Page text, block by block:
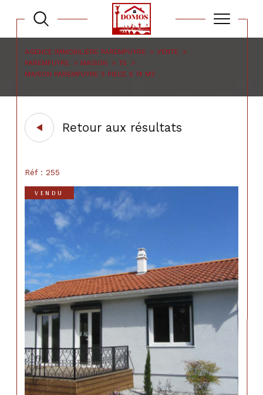
AGENCE IMMOBILIÈRE PAREMPUYRE
VENTE
PAREMPUYRE
MAISON
T5
MAISON PAREMPUYRE 5 PIECE S 74 M2
Retour aux résultats
Réf : 255
VENDU